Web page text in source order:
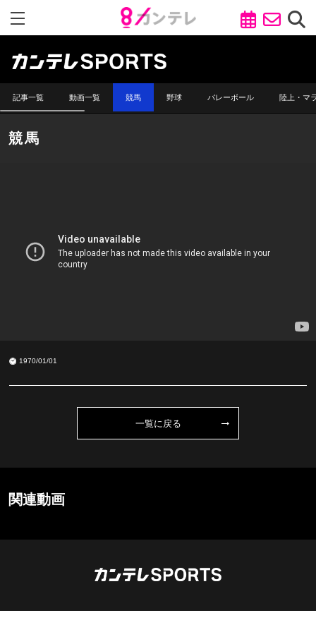
記事一覧 動画一覧 競馬 野球 バレーボール 陸上・マ
競馬
1970/01/01
一覧に戻る
関連動画